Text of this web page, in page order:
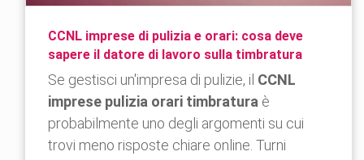
CCNL imprese di pulizia e orari: cosa deve
sapere il datore di lavoro sulla timbratura
Se gestisci un'impresa di pulizie, il CCNL
imprese pulizia orari timbratura è
probabilmente uno degli argomenti su cui
trovi meno risposte chiare online. Turni